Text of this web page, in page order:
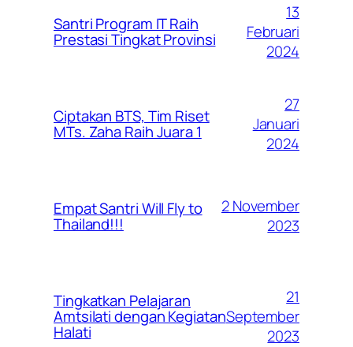
Santri Program IT Raih
Prestasi Tingkat Provinsi
13
Februari
2024
Ciptakan BTS, Tim Riset
MTs. Zaha Raih Juara 1
27
Januari
2024
Empat Santri Will Fly to
Thailand!!!
2 November
2023
Tingkatkan Pelajaran
Amtsilati dengan Kegiatan
Halati
21
September
2023